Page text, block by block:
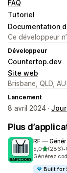
FAQ
Tutoriel
Documentation
Ce développeur
Développeur
Countertop.dev
Site web
Brisbane, QLD, AU
Lancement
8 avril 2024 ·
Plus
RF —
5,0étoile(s)
(286)
286 avis au•
Générez
Built for